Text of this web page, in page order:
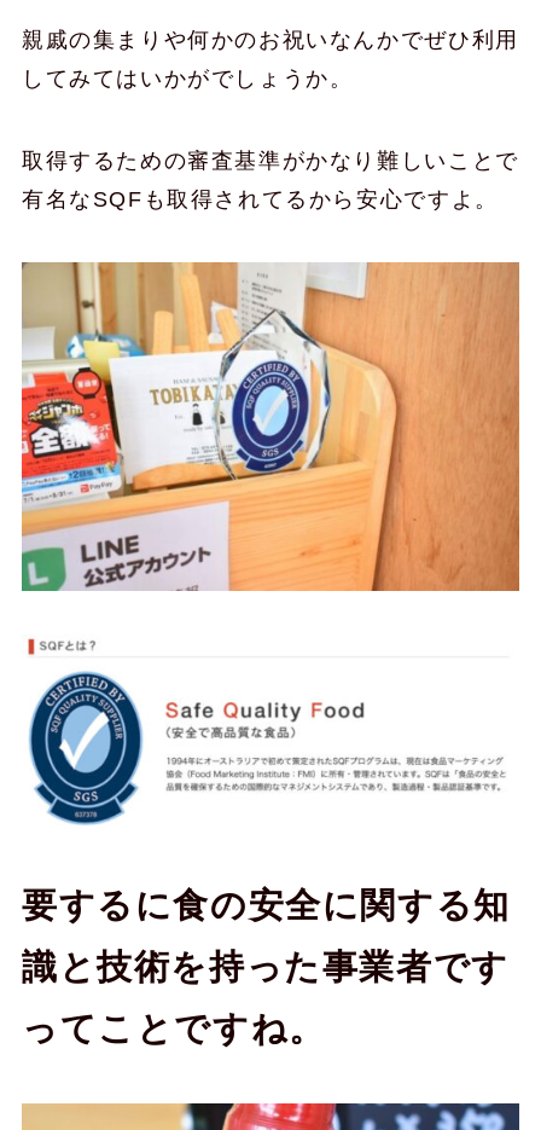
親戚の集まりや何かのお祝いなんかでぜひ利用
してみてはいかがでしょうか。
取得するための審査基準がかなり難しいことで
有名なSQFも取得されてるから安心ですよ。
要するに食の安全に関する知
識と技術を持った事業者です
ってことですね。